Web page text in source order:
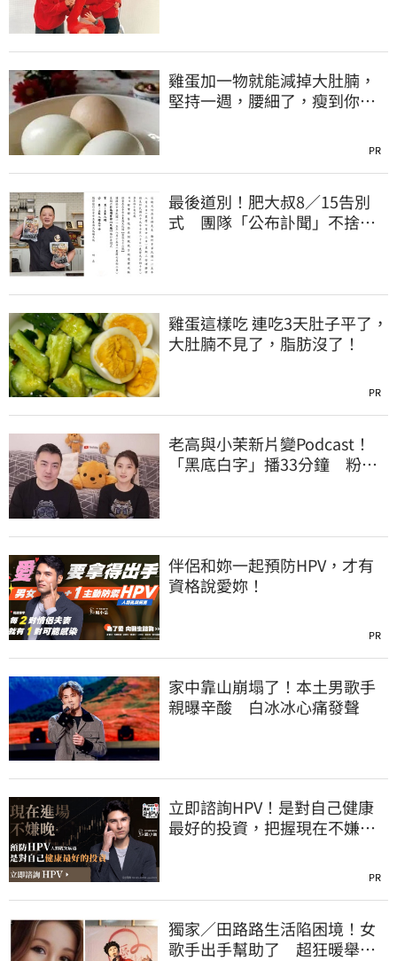
雞蛋加一物就能減掉大肚腩，
堅持一週，腰細了，瘦到你懷
PR
最後道別！肥大叔8／15告別
式 團隊「公布訃聞」不捨：
雞蛋這樣吃 連吃3天肚子平了，
大肚腩不見了，脂肪沒了！
PR
老高與小茉新片變Podcast！
「黑底白字」播33分鐘 粉絲
伴侶和妳一起預防HPV，才有
資格說愛妳！
PR
家中靠山崩塌了！本土男歌手
親曝辛酸 白冰冰心痛發聲
立即諮詢HPV！是對自己健康
最好的投資，把握現在不嫌
PR
獨家／田路路生活陷困境！女
歌手出手幫助了 超狂暖舉曝